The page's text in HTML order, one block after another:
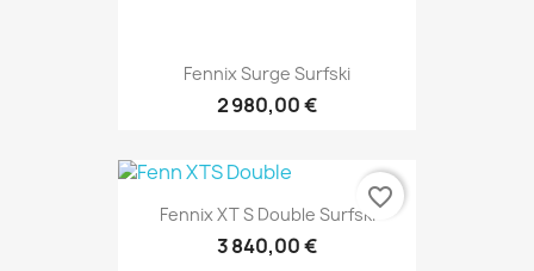
Fennix Surge Surfski
2 980,00 €
Fennix XT S Double Surfski
3 840,00 €
favorite_border